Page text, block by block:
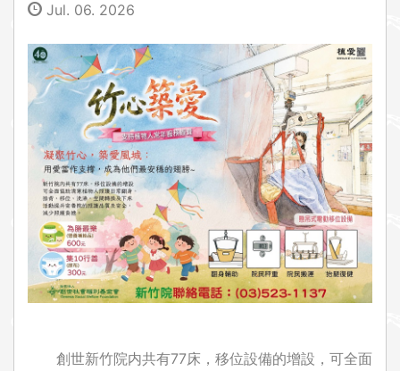
a
t
i
o
n
Jul. 06. 2026
創世新竹院内共有77床，移位設備的增設，可全面